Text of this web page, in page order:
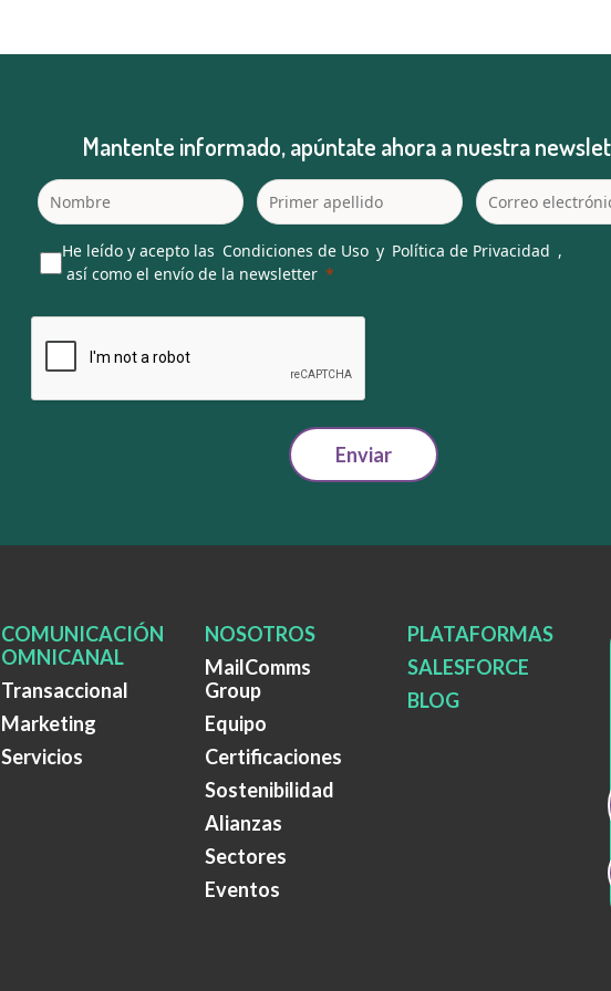
Mantente informado, apúntate ahora a nuestra
He leído y acepto las Condiciones de Uso y Política de Privacidad ,
así como el envío de la newsletter
Enviar
COMUNICACIÓN
OMNICANAL
Transaccional
Marketing
Servicios
NOSOTROS
MailComms
Group
Equipo
Certificaciones
Sostenibilidad
Alianzas
Sectores
Eventos
PLATAFORMAS
SALESFORCE
BLOG